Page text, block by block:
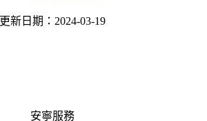
更新日期：2024-03-19
安寧服務